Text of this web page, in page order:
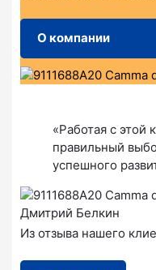
О компании
«Работая с этой
правильный
успешного
Дмитрий Белкин
Из отзыва нашего